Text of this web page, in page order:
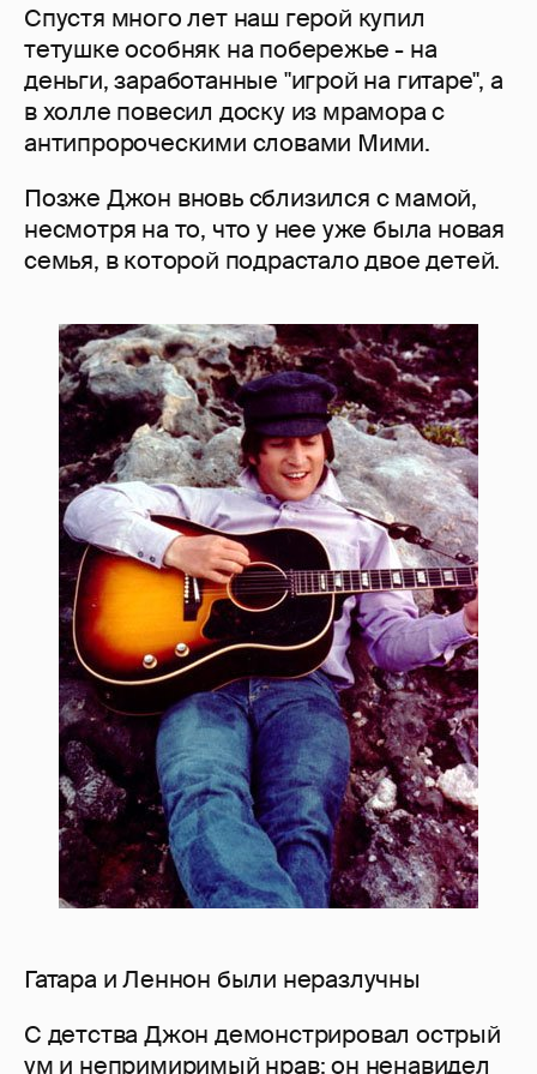
Спустя много лет наш герой купил
тетушке особняк на побережье - на
деньги, заработанные "игрой на гитаре", а
в холле повесил доску из мрамора с
антипророческими словами Мими.
Позже Джон вновь сблизился с мамой,
несмотря на то, что у нее уже была новая
семья, в которой подрастало двое детей.
Гатара и Леннон были неразлучны
С детства Джон демонстрировал острый
ум и непримиримый нрав: он ненавидел